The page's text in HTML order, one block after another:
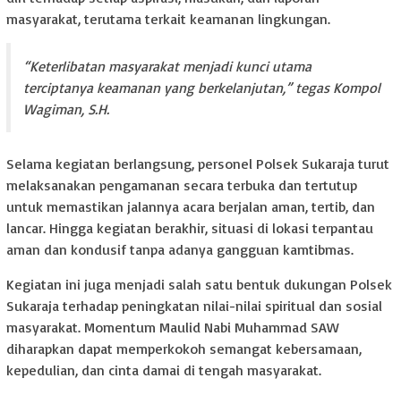
masyarakat, terutama terkait keamanan lingkungan.
“Keterlibatan masyarakat menjadi kunci utama
terciptanya keamanan yang berkelanjutan,” tegas Kompol
Wagiman, S.H.
Selama kegiatan berlangsung, personel Polsek Sukaraja turut
melaksanakan pengamanan secara terbuka dan tertutup
untuk memastikan jalannya acara berjalan aman, tertib, dan
lancar. Hingga kegiatan berakhir, situasi di lokasi terpantau
aman dan kondusif tanpa adanya gangguan kamtibmas.
Kegiatan ini juga menjadi salah satu bentuk dukungan Polsek
Sukaraja terhadap peningkatan nilai-nilai spiritual dan sosial
masyarakat. Momentum Maulid Nabi Muhammad SAW
diharapkan dapat memperkokoh semangat kebersamaan,
kepedulian, dan cinta damai di tengah masyarakat.